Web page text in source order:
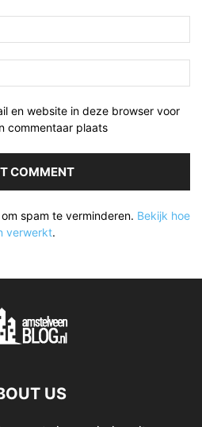
en website in deze browser voor
commentaar plaats
spam te verminderen. Bekijk hoe
verwerkt.
US